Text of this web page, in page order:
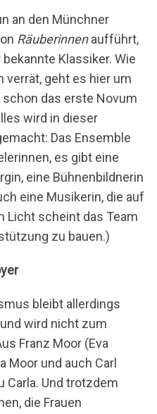
an den Münchner
Räuberinnenaufführt,
Klassiker. Wie
verrät, geht es hier um
schon das erste Novum
wird in dieser
Das Ensemble
es gibt eine
eine Bühnenbildnerin
eine Musikerin, die auf
Licht scheint das Team
zu bauen.)
bleibt allerdings
wird nicht zum
Franz Moor (Eva
Moor und auch Carl
Carla. Und trotzdem
die Frauen